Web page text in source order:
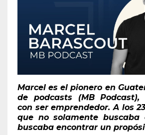
Marcel es el pionero en
de podcasts (MB Podcast),
con ser emprendedor. A los
que no solamente buscaba
buscaba encontrar un